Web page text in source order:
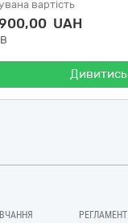
вартість
UAH
Дивитись
РЕГЛАМЕНТ